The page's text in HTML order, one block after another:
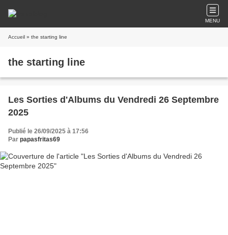
MENU
Accueil » the starting line
the starting line
Les Sorties d'Albums du Vendredi 26 Septembre
2025
Publié le 26/09/2025 à 17:56
Par papasfritas69